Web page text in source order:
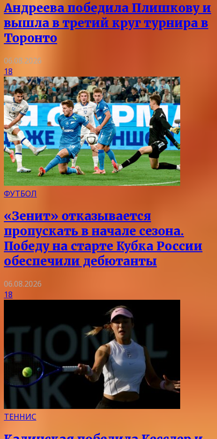
Андреева победила Плишкову и
вышла в третий круг турнира в
Торонто
06.08.2026
18
ФУТБОЛ
«Зенит» отказывается
пропускать в начале сезона.
Победу на старте Кубка России
обеспечили дебютанты
06.08.2026
18
ТЕННИС